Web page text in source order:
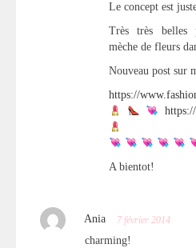
Le concept est
Très très belles
mèche de fleurs
Nouveau post sur
https://
A bientot!
Ania 7 février 2014
charming!